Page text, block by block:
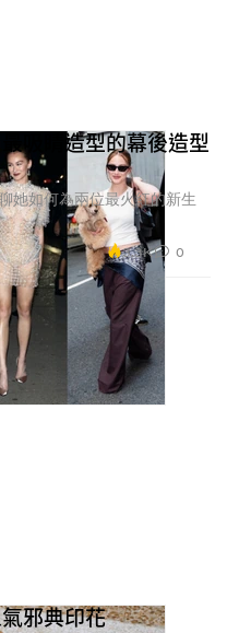
吸睛造型的幕後造型
她如何為兩位最火紅的新生
3.3K 0
邪典印花